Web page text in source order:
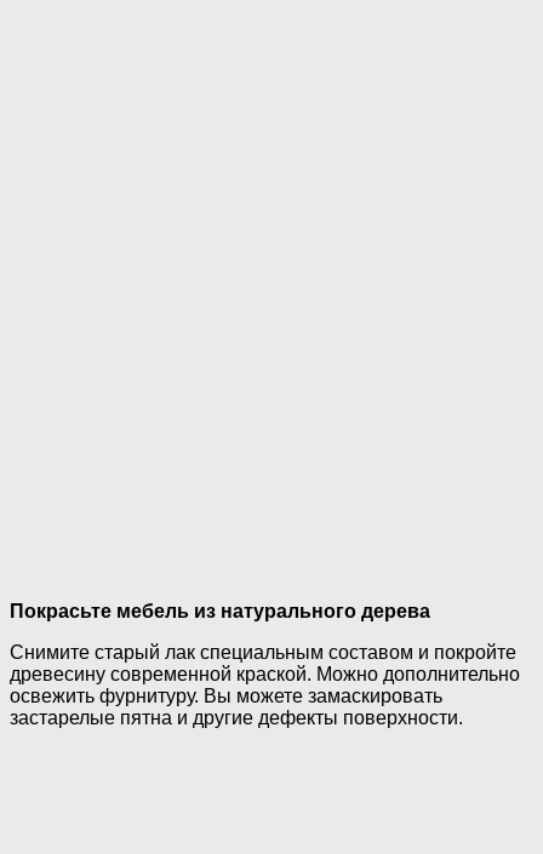
Покрасьте мебель из натурального дерева
Снимите старый лак специальным составом и покройте
древесину современной краской. Можно дополнительно
освежить фурнитуру. Вы можете замаскировать
застарелые пятна и другие дефекты поверхности.